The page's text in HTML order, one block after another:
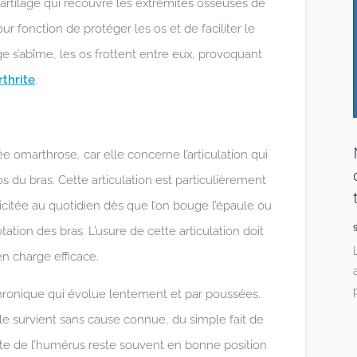
qui recouvre les extrémités osseuses de
fonction de protéger les os et de faciliter le
s’abîme, les os frottent entre eux, provoquant
.
omarthrose, car elle concerne l’articulation qui
du bras. Cette articulation est particulièrement
au quotidien dès que l’on bouge l’épaule ou
des bras. L’usure de cette articulation doit
charge efficace.
qui évolue lentement et par poussées.
survient sans cause connue, du simple fait de
de l’humérus reste souvent en bonne position